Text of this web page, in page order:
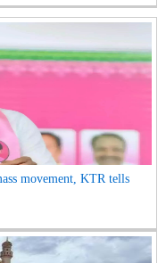
movement, KTR tells